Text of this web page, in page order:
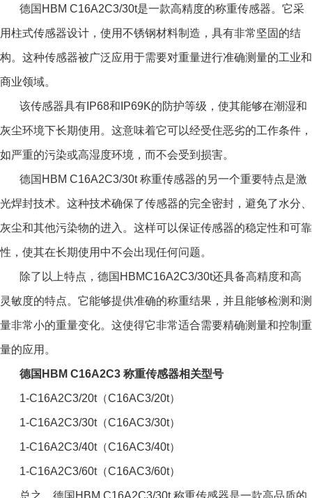
德国HBM C16A2C3/30t是一款高精度的称重传感器。它采
用柱式传感器设计，使用不锈钢材料制造，具有非常坚固的结
构。这种传感器被广泛应用于需要对重量进行准确测量的工业和
商业领域。
该传感器具有IP68和IP69K的防护等级，使其能够在潮湿和
灰尘环境下长期使用。这意味着它可以经受住恶劣的工作条件，
如严重的污染或高湿度环境，而不会受到损害。
德国HBM C16A2C3/30t 称重传感器的另一个重要特点是激
光焊封技术。这种技术确保了传感器的完全密封，避免了水分、
灰尘和其他污染物的进入。这样可以保证传感器的稳定性和可靠
性，使其在长期使用中不会出现任何问题。
除了以上特点，德国HBMC16A2C3/30t还具备高精度和高
灵敏度的特点。它能够提供准确的称重结果，并且能够检测和测
量非常小的重量变化。这使得它非常适合需要精确测量和控制重
量的应用。
德国HBM C16A2C3 称重传感器相关型号
1-C16A2C3/20t（C16AC3/20t）
1-C16A2C3/30t（C16AC3/30t）
1-C16A2C3/40t（C16AC3/40t）
1-C16A2C3/60t（C16AC3/60t）
总之，德国HBM C16A2C3/30t 称重传感器是一款高品质的